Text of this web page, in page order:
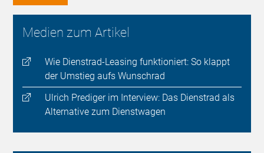
Medien zum Artikel
Wie Dienstrad-Leasing funktioniert: So klappt
der Umstieg aufs Wunschrad
Ulrich Prediger im Interview: Das Dienstrad als
Alternative zum Dienstwagen